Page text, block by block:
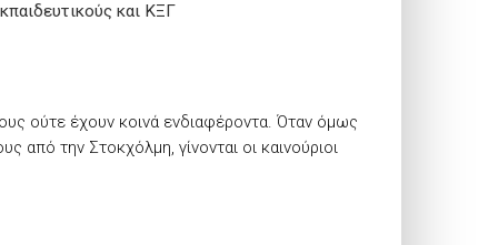
και ΚΞΓ
ούτε έχουν κοινά ενδιαφέροντα. Όταν όμως
από την Στοκχόλμη, γίνονται οι καινούριοι